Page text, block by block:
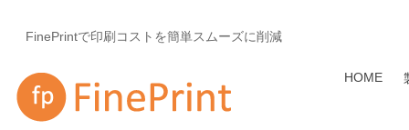
FinePrintで印刷コストを簡単スムーズに削減
HOME